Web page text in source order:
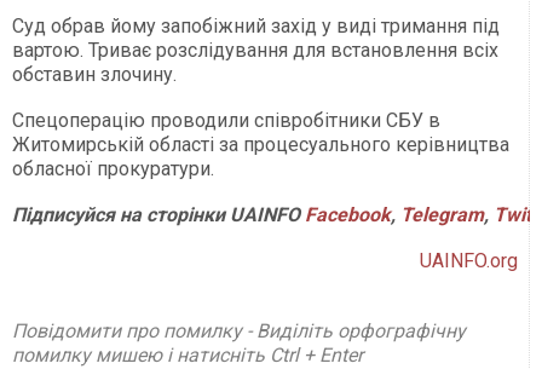
Суд обрав йому запобіжний захід у виді тримання під
вартою. Триває розслідування для встановлення всіх
обставин злочину.
Спецоперацію проводили співробітники СБУ в
Житомирській області за процесуального керівництва
обласної прокуратури.
Підписуйся на сторінки UAINFO Facebook, Telegram,
UAINFO.org
Повідомити про помилку - Виділіть орфографічну
помилку мишею і натисніть Ctrl + Enter